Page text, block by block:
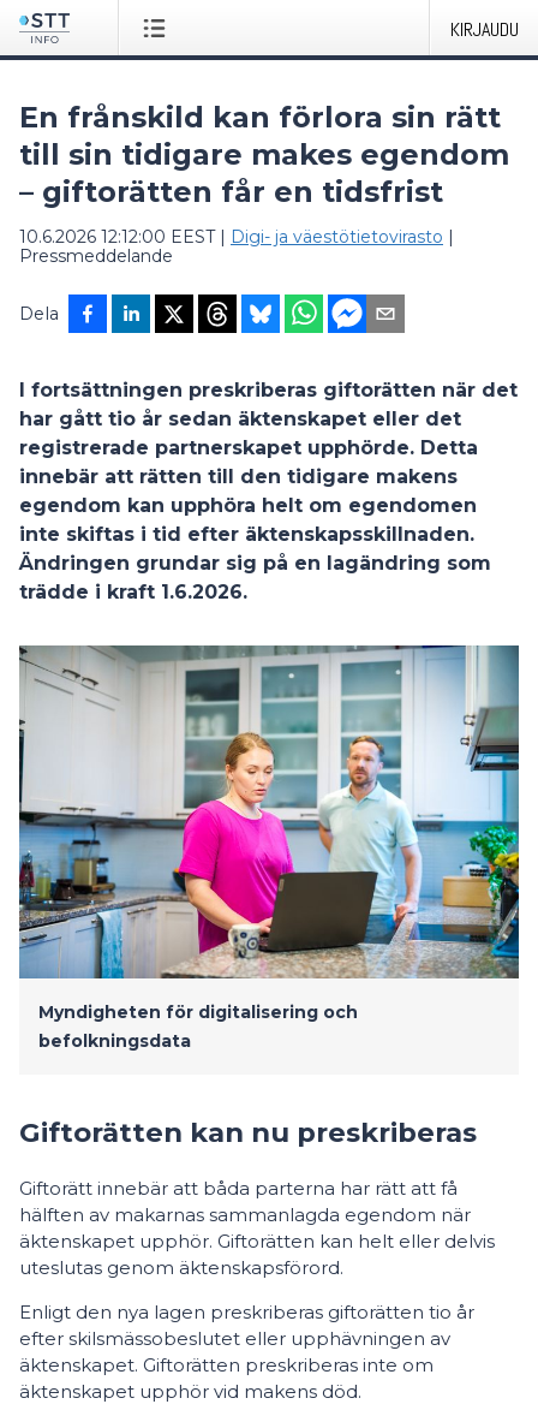
KIRJAUDU
En frånskild kan förlora sin rätt
till sin tidigare makes egendom
– giftorätten får en tidsfrist
10.6.2026 12:12:00 EEST| Digi- ja väestötietovirasto |
Pressmeddelande
Dela
I fortsättningen preskriberas giftorätten när det
har gått tio år sedan äktenskapet eller det
registrerade partnerskapet upphörde. Detta
innebär att rätten till den tidigare makens
egendom kan upphöra helt om egendomen
inte skiftas i tid efter äktenskapsskillnaden.
Ändringen grundar sig på en lagändring som
trädde i kraft 1.6.2026.
Myndigheten för digitalisering och
befolkningsdata
Giftorätten kan nu preskriberas
Giftorätt innebär att båda parterna har rätt att få
hälften av makarnas sammanlagda egendom när
äktenskapet upphör. Giftorätten kan helt eller delvis
uteslutas genom äktenskapsförord.
Enligt den nya lagen preskriberas giftorätten tio år
efter skilsmässobeslutet eller upphävningen av
äktenskapet. Giftorätten preskriberas inte om
äktenskapet upphör vid makens död.